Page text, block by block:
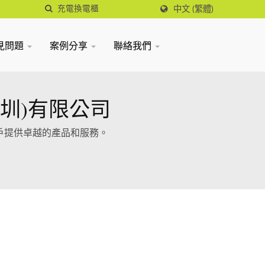
中文 (繁體)
問題 案例分享 聯絡我們
)有限公司
供卓越的產品和服務。